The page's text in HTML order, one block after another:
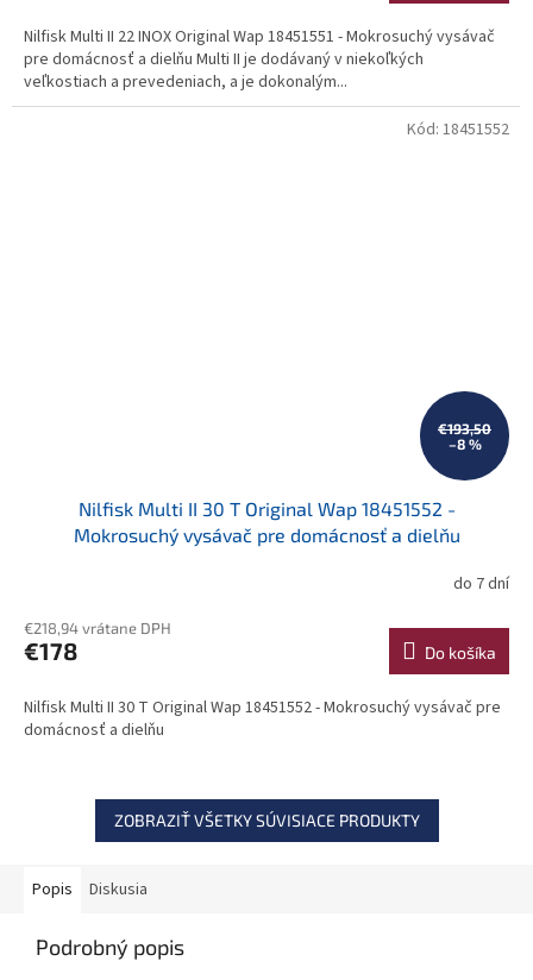
Nilfisk Multi II 22 INOX Original Wap 18451551 - Mokrosuchý vysávač
pre domácnosť a dielňu Multi II je dodávaný v niekoľkých
veľkostiach a prevedeniach, a je dokonalým...
€193,50
–8 %
Nilfisk Multi II 30 T Original Wap 18451552 -
Mokrosuchý vysávač pre domácnosť a dielňu
do 7 dní
€218,94 vrátane DPH
€178 Do košíka
Nilfisk Multi II 30 T Original Wap 18451552 - Mokrosuchý vysávač pre
domácnosť a dielňu
Kód: 18451552
ZOBRAZIŤ VŠETKY SÚVISIACE PRODUKTY
Popis Diskusia
Podrobný popis